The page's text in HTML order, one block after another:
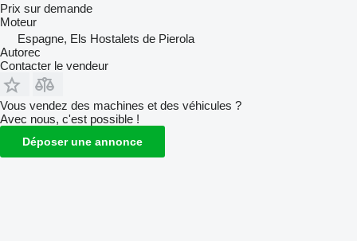
Prix sur demande
Moteur
Espagne, Els Hostalets de Pierola
Autorec
Contacter le vendeur
Vous vendez des machines et des véhicules ?
Avec nous, c'est possible !
Déposer une annonce